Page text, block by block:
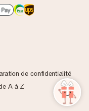
de confidentialité
A à Z